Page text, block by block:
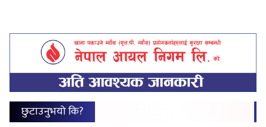
छुटाउनुभयो कि?